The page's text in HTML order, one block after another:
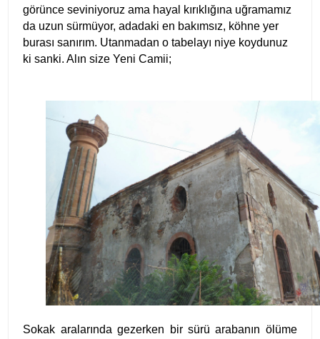
görünce seviniyoruz ama hayal kırıklığına uğramamız
da uzun sürmüyor, adadaki en bakımsız, köhne yer
burası sanırım. Utanmadan o tabelayı niye koydunuz
ki sanki. Alın size Yeni Camii;
Sokak aralarında gezerken bir sürü arabanın ölüme